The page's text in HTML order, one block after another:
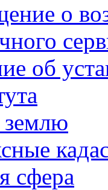
о
об
землю
сфера